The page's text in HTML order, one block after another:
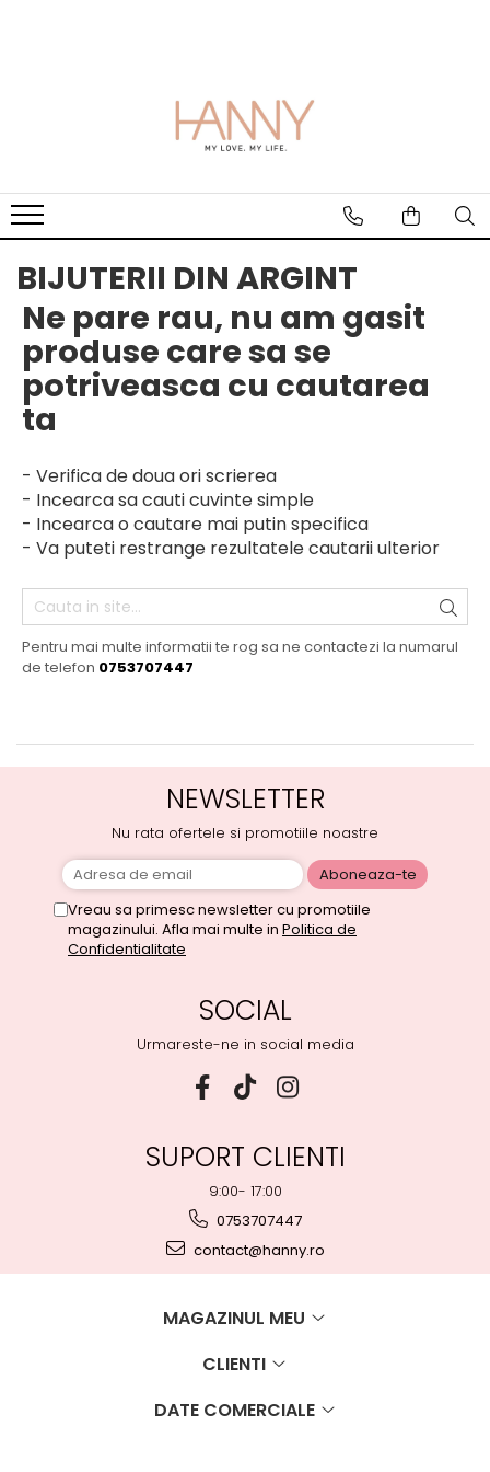
Bijuterii AUR pentru Copii
Solutie curatare argint
sau Magazin
BIJUTERII DIN ARGINT
Ne pare rau, nu am gasit
produse care sa se
potriveasca cu cautarea
ta
- Verifica de doua ori scrierea
- Incearca sa cauti cuvinte simple
- Incearca o cautare mai putin specifica
- Va puteti restrange rezultatele cautarii ulterior
Pentru mai multe informatii te rog sa ne contactezi la numarul
de telefon 0753707447
NEWSLETTER
Nu rata ofertele si promotiile noastre
Vreau sa primesc newsletter cu promotiile
magazinului. Afla mai multe in Politica de
Confidentialitate
SOCIAL
Urmareste-ne in social media
SUPORT CLIENTI
9:00- 17:00
0753707447
contact@hanny.ro
MAGAZINUL MEU
CLIENTI
DATE COMERCIALE